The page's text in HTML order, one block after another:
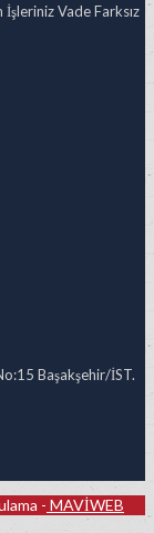
İşleriniz Vade Farksız
Başakşehir/İST.
- MAVİWEB